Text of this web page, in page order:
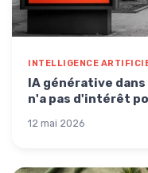
INTELLIGENCE
IA générative
n'a pas d'intérêt
12 mai 2026